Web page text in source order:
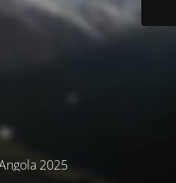
2025